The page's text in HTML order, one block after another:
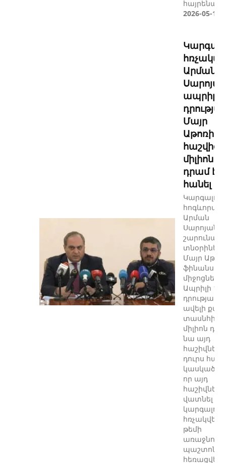
2026-05-11
Արման
ապրիլի
Մայր
Աթոռի
հաշվից
միլիոն
դրամ է
հանել
Արման
Սարոյանը
տնօրինել
Մայր
միջոցները:
Ապրիլի 1-ի
դրությամբ
ավելի քան
տասնհինգ
միլիոն
նա այդ
դուրս
կասկած
որ այդ
վատնել է:
թեմի
պաշտոնից